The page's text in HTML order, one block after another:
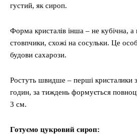
густий, як сироп.
Форма кристалів інша – не кубічна, а
стовпчики, схожі на сосульки. Це
будови сахарози.
Ростуть швидше – перші кристалики
годин, за тиждень формується
3 см.
Готуємо цукровий сироп: